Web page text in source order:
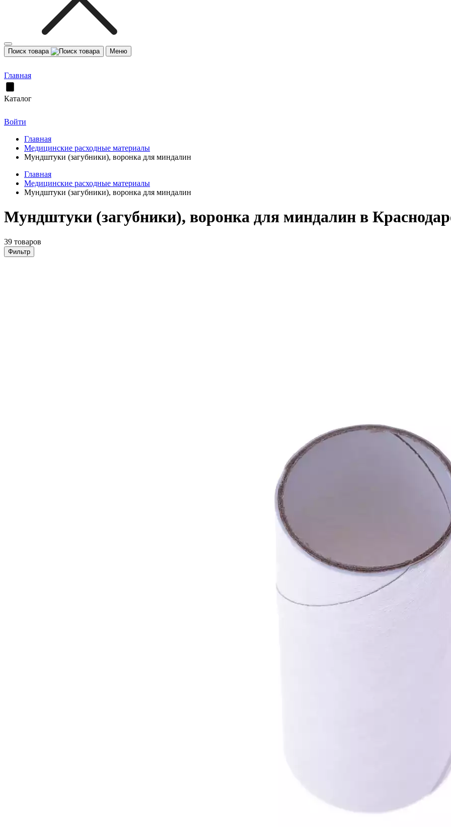
Поиск товара Меню
Главная
Каталог
Войти
Главная
Медицинские расходные материалы
Мундштуки (загубники), воронка для миндалин
Главная
Медицинские расходные материалы
Мундштуки (загубники), воронка для миндалин
Мундштуки (загубники), воронка для миндалин в
39 товаров
Фильтр